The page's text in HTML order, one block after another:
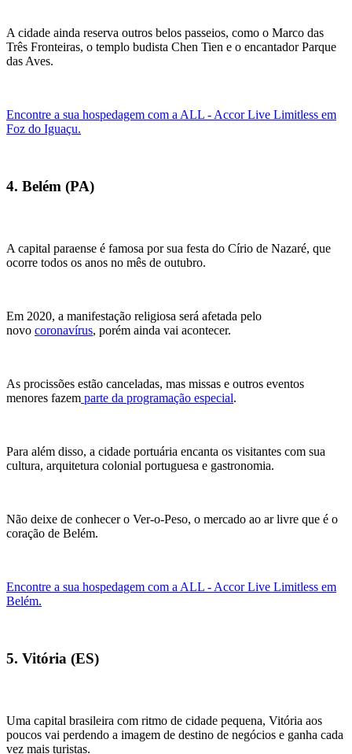
A cidade ainda reserva outros belos passeios, como o Marco das
Três Fronteiras, o templo budista Chen Tien e o encantador Parque
das Aves.
Encontre a sua hospedagem com a ALL - Accor Live Limitless em
Foz do Iguaçu.
4. Belém (PA)
A capital paraense é famosa por sua festa do Círio de Nazaré, que
ocorre todos os anos no mês de outubro.
Em 2020, a manifestação religiosa será afetada pelo
novo coronavírus, porém ainda vai acontecer.
As procissões estão canceladas, mas missas e outros eventos
menores fazem parte da programação especial.
Para além disso, a cidade portuária encanta os visitantes com sua
cultura, arquitetura colonial portuguesa e gastronomia.
Não deixe de conhecer o Ver-o-Peso, o mercado ao ar livre que é o
coração de Belém.
Encontre a sua hospedagem com a ALL - Accor Live Limitless em
Belém.
5. Vitória (ES)
Uma capital brasileira com ritmo de cidade pequena, Vitória aos
poucos vai perdendo a imagem de destino de negócios e ganha cada
vez mais turistas.